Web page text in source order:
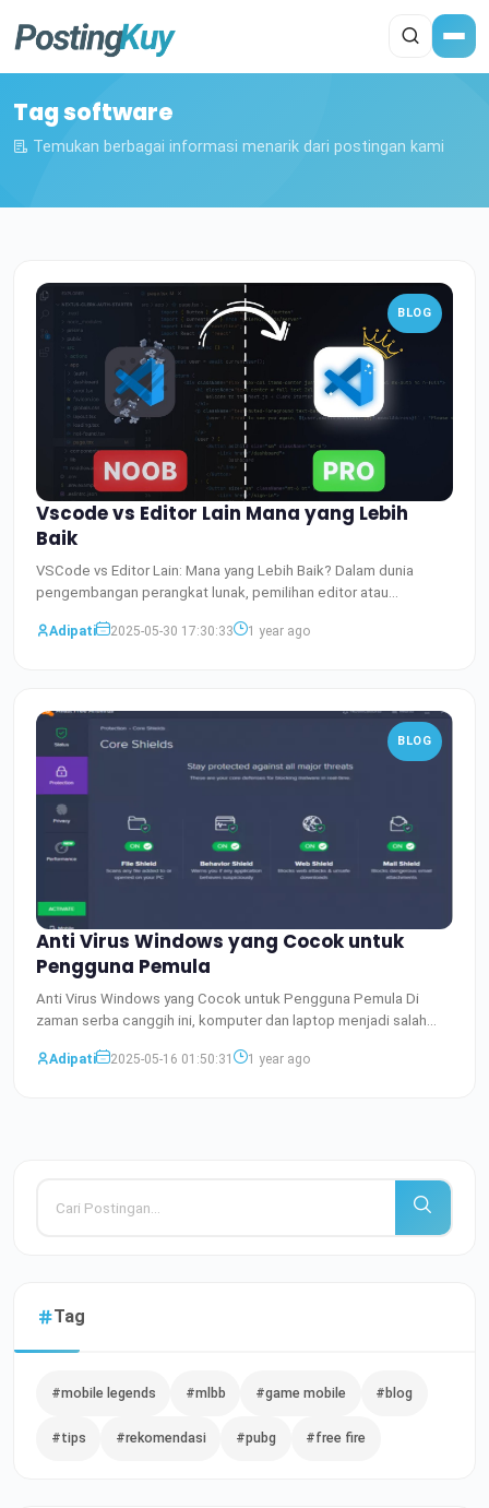
Tag software
Temukan berbagai informasi menarik dari postingan kami
BLOG
Vscode vs Editor Lain Mana yang Lebih
Baik
VSCode vs Editor Lain: Mana yang Lebih Baik? Dalam dunia
pengembangan perangkat lunak, pemilihan editor atau
Adipati
2025-05-30 17:30:33 1 year ago
BLOG
Anti Virus Windows yang Cocok untuk
Pengguna Pemula
Anti Virus Windows yang Cocok untuk Pengguna Pemula Di
zaman serba canggih ini, komputer dan laptop menjadi salah
Adipati
2025-05-16 01:50:31 1 year ago
Tag
#mobile legends #mlbb #game mobile #blog
#tips #rekomendasi #pubg #free fire